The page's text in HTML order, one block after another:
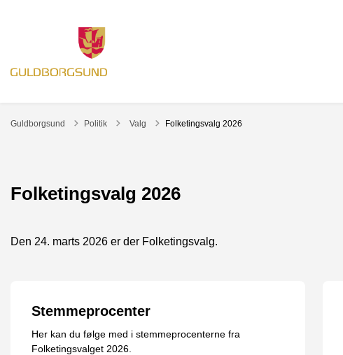
Guldborgsund Politik Tilbage til
Valg Folketingsvalg 2026
Folketingsvalg 2026
Den 24. marts 2026 er der Folketingsvalg.
Stemmeprocenter
Her kan du følge med i stemmeprocenterne fra
Folketingsvalget 2026.